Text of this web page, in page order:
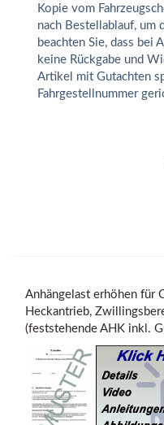
Kopie vom
nach Bestellablauf, um
beachten Sie, dass bei
keine Rückgabe und
Artikel mit Gutachten
Fahrgestellnummer
Anhängelast erhöhen für
Heckantrieb,
(feststehende AHK inkl.